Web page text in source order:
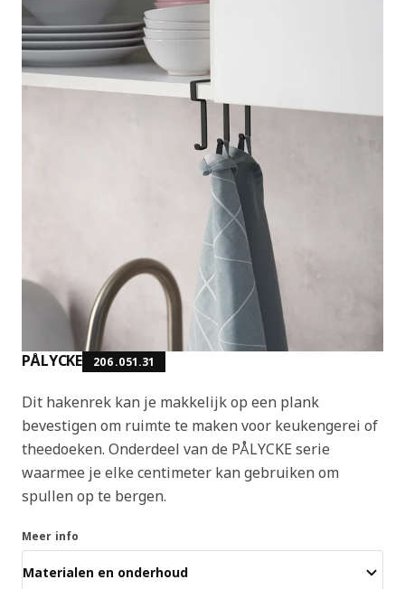
PÅLYCKE 206.051.31
Dit hakenrek kan je makkelijk op een plank
bevestigen om ruimte te maken voor keukengerei of
theedoeken. Onderdeel van de PÅLYCKE serie
waarmee je elke centimeter kan gebruiken om
spullen op te bergen.
Meer info
Materialen en onderhoud